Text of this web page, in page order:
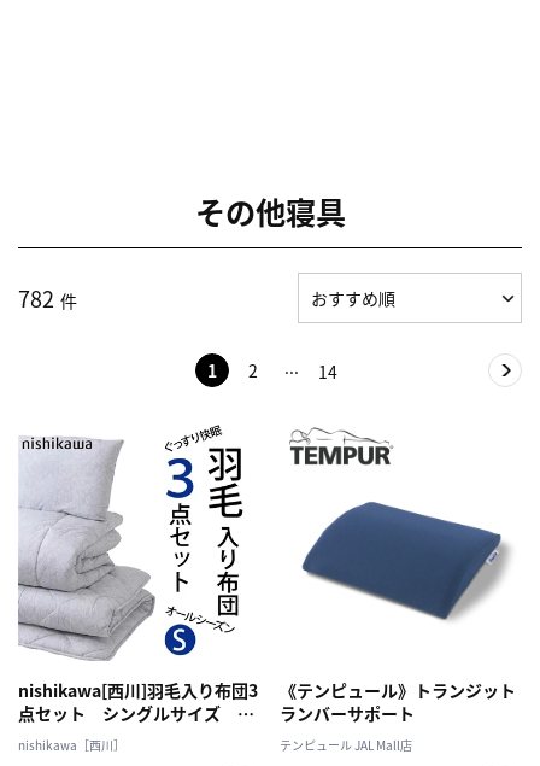
その他寝具
782 件
1 2 14
nishikawa[西川]羽毛入り布団3
点セット シングルサイズ 送
料込み
nishikawa［西川］
《テンピュール》トランジット
ランバーサポート
テンピュール JAL Mall店